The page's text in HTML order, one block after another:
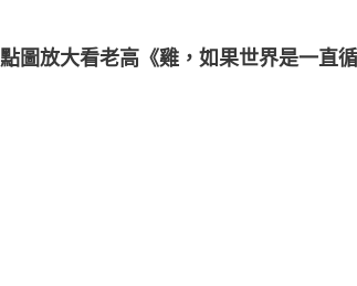
點圖放大看老高《雞，如果世界是一